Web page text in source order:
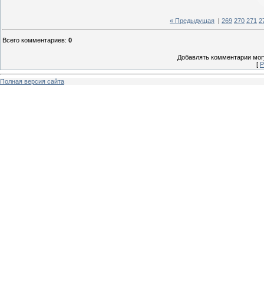
« Предыдущая | 269 270 271
Всего комментариев: 0
Добавлять комментарии
[
Полная версия сайта